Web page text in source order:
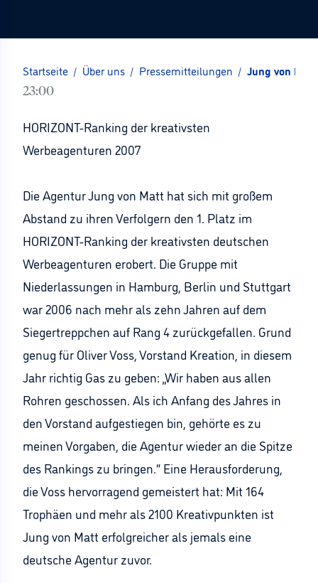
Startseite / Über uns / Pressemitteilungen / Jung von
23:00
HORIZONT-Ranking der kreativsten
Werbeagenturen 2007
Die Agentur Jung von Matt hat sich mit großem
Abstand zu ihren Verfolgern den 1. Platz im
HORIZONT-Ranking der kreativsten deutschen
Werbeagenturen erobert. Die Gruppe mit
Niederlassungen in Hamburg, Berlin und Stuttgart
war 2006 nach mehr als zehn Jahren auf dem
Siegertreppchen auf Rang 4 zurückgefallen. Grund
genug für Oliver Voss, Vorstand Kreation, in diesem
Jahr richtig Gas zu geben: „Wir haben aus allen
Rohren geschossen. Als ich Anfang des Jahres in
den Vorstand aufgestiegen bin, gehörte es zu
meinen Vorgaben, die Agentur wieder an die Spitze
des Rankings zu bringen.“ Eine Herausforderung,
die Voss hervorragend gemeistert hat: Mit 164
Trophäen und mehr als 2100 Kreativpunkten ist
Jung von Matt erfolgreicher als jemals eine
deutsche Agentur zuvor.